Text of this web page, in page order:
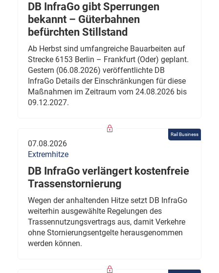
DB InfraGo gibt Sperrungen
bekannt – Güterbahnen
befürchten Stillstand
Ab Herbst sind umfangreiche Bauarbeiten auf
Strecke 6153 Berlin – Frankfurt (Oder) geplant.
Gestern (06.08.2026) veröffentlichte DB
InfraGo Details der Einschränkungen für diese
Maßnahmen im Zeitraum vom 24.08.2026 bis
09.12.2027.
Rail Business
07.08.2026
Extremhitze
DB InfraGo verlängert kostenfreie
Trassenstornierung
Wegen der anhaltenden Hitze setzt DB InfraGo
weiterhin ausgewählte Regelungen des
Trassennutzungsvertrags aus, damit Verkehre
ohne Stornierungsentgelte herausgenommen
werden können.